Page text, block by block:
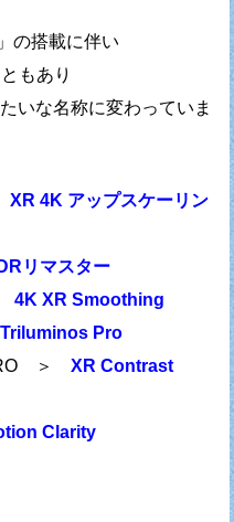
の搭載に伴い
もあり
いな名称に変わっていま
XR 4K アップスケーリン
リマスター
4K XR Smoothing
Pro
＞XR Contrast
Clarity